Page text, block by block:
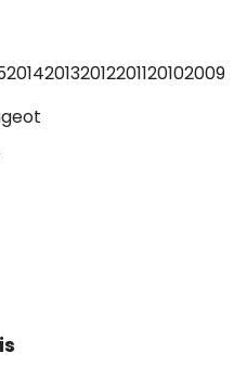
201420132012201120102009